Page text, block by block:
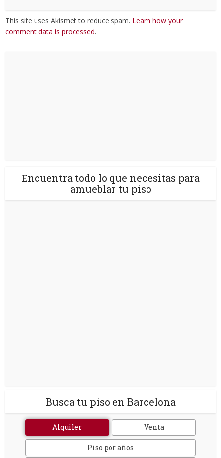
This site uses Akismet to reduce spam. Learn how your
comment data is processed.
Encuentra todo lo que necesitas para
amueblar tu piso
Busca tu piso en Barcelona
Alquiler Venta
Piso por años